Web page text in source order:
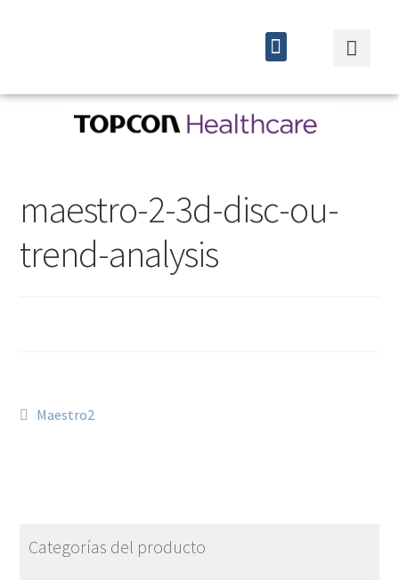
maestro-2-3d-disc-ou-
trend-analysis
Maestro2
Categorías del producto